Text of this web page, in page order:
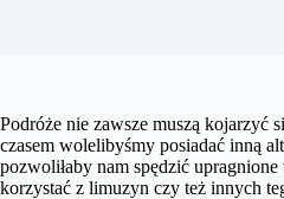
Podróże nie zawsze muszą kojarzyć
czasem wolelibyśmy posiadać inną
pozwoliłaby nam spędzić
korzystać z limuzyn czy też innych